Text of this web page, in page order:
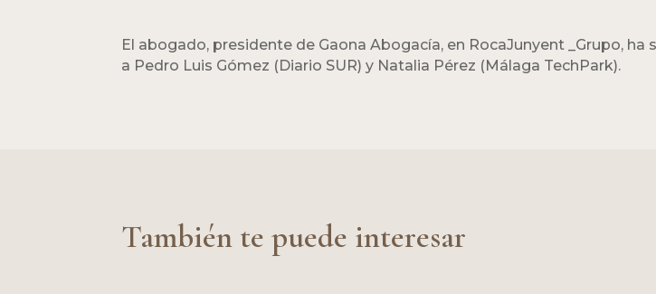
El abogado, presidente de Gaona Abogacía, en RocaJunyent _Grupo,
a Pedro Luis Gómez (Diario SUR) y Natalia Pérez (Málaga TechPark).
También te puede interesar